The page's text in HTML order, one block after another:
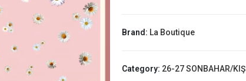
Brand: La Boutique
Category: 26-27 SONBAHAR/KIŞ